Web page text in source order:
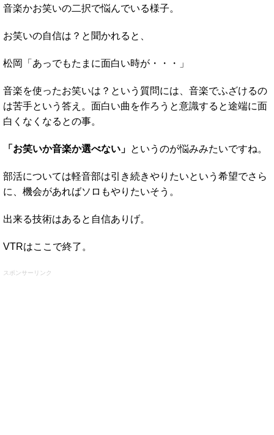
音楽かお笑いの二択で悩んでいる様子。
お笑いの自信は？と聞かれると、
松岡「あっでもたまに面白い時が・・・」
音楽を使ったお笑いは？という質問には、音楽でふざけるの
は苦手という答え。面白い曲を作ろうと意識すると途端に面
白くなくなるとの事。
「お笑いか音楽か選べない」 というのが悩みみたいですね。
部活については軽音部は引き続きやりたいという希望でさら
に、機会があればソロもやりたいそう。
出来る技術はあると自信ありげ。
VTRはここで終了。
スポンサーリンク